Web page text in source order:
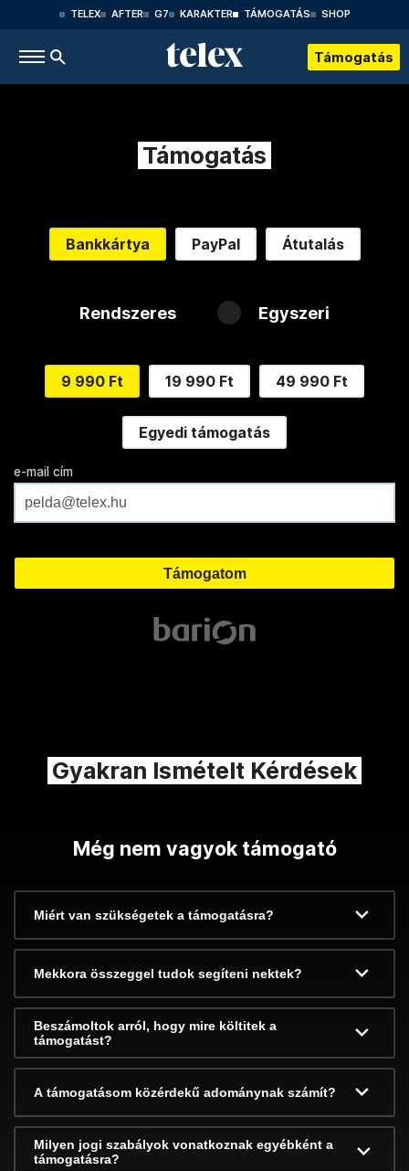
TELEX AFTER G7 KARAKTER TÁMOGATÁS SHOP
Támogatás
Támogatás
Bankkártya PayPal Átutalás
Rendszeres Egyszeri
9 990 Ft 19 990 Ft 49 990 Ft
Egyedi támogatás
e-mail cím
Gyakran Ismételt Kérdések
Még nem vagyok támogató
Miért van szükségetek a támogatásra?
Mekkora összeggel tudok segíteni nektek?
Beszámoltok arról, hogy mire költitek a
támogatást?
A támogatásom közérdekű adománynak számít?
Milyen jogi szabályok vonatkoznak egyébként a
támogatásra?